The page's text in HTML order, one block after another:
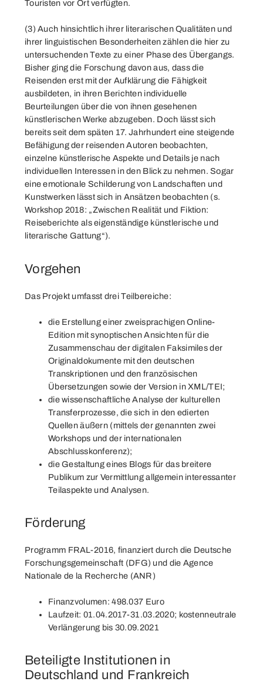
Touristen vor Ort verfügten.
(3) Auch hinsichtlich ihrer literarischen Qualitäten und
ihrer linguistischen Besonderheiten zählen die hier zu
untersuchenden Texte zu einer Phase des Übergangs.
Bisher ging die Forschung davon aus, dass die
Reisenden erst mit der Aufklärung die Fähigkeit
ausbildeten, in ihren Berichten individuelle
Beurteilungen über die von ihnen gesehenen
künstlerischen Werke abzugeben. Doch lässt sich
bereits seit dem späten 17. Jahrhundert eine steigende
Befähigung der reisenden Autoren beobachten,
einzelne künstlerische Aspekte und Details je nach
individuellen Interessen in den Blick zu nehmen. Sogar
eine emotionale Schilderung von Landschaften und
Kunstwerken lässt sich in Ansätzen beobachten (s.
Workshop 2018: „Zwischen Realität und Fiktion:
Reiseberichte als eigenständige künstlerische und
literarische Gattung“).
Vorgehen
Das Projekt umfasst drei Teilbereiche:
die Erstellung einer zweisprachigen Online-
Edition mit synoptischen Ansichten für die
Zusammenschau der digitalen Faksimiles der
Originaldokumente mit den deutschen
Transkriptionen und den französischen
Übersetzungen sowie der Version in XML/TEI;
die wissenschaftliche Analyse der kulturellen
Transferprozesse, die sich in den edierten
Quellen äußern (mittels der genannten zwei
Workshops und der internationalen
Abschlusskonferenz);
die Gestaltung eines Blogs für das breitere
Publikum zur Vermittlung allgemein interessanter
Teilaspekte und Analysen.
Förderung
Programm FRAL-2016, finanziert durch die Deutsche
Forschungsgemeinschaft (DFG) und die Agence
Nationale de la Recherche (ANR)
Finanzvolumen: 498.037 Euro
Laufzeit: 01.04.2017-31.03.2020; kostenneutrale
Verlängerung bis 30.09.2021
Beteiligte Institutionen in
Deutschland und Frankreich